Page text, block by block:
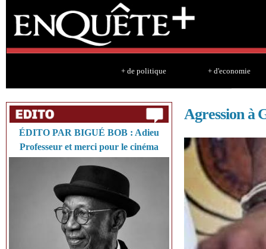
+ de politique + d'economie
ÉDITO PAR BIGUÉ BOB : Adieu
Professeur et merci pour le cinéma
Agression à